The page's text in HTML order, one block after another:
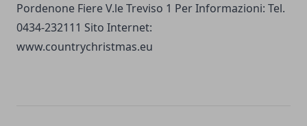
Pordenone Fiere V.le Treviso 1 Per Informazioni: Tel.
0434-232111 Sito Internet:
www.countrychristmas.eu